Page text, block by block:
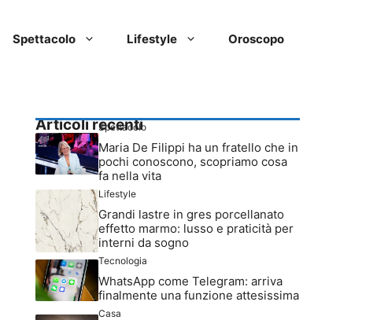
Spettacolo Lifestyle Oroscopo
Articoli recenti
Spettacolo
Maria De Filippi ha un fratello che in
pochi conoscono, scopriamo cosa
fa nella vita
Lifestyle
Grandi lastre in gres porcellanato
effetto marmo: lusso e praticità per
interni da sogno
Tecnologia
WhatsApp come Telegram: arriva
finalmente una funzione attesissima
Casa